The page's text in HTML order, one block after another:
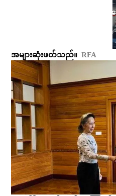
အများဆုံးဖတ်သည်။ RFA